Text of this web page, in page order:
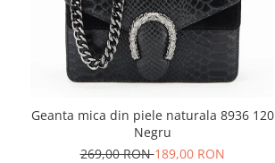
Geanta mica din piele naturala 8936 120
Negru
269,00 RON189,00 RON